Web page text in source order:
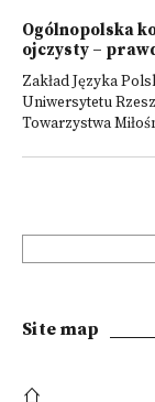
Ogólnopolska
ojczysty –
Zakład Języka
Uniwersytetu
Towarzystwa
Site map